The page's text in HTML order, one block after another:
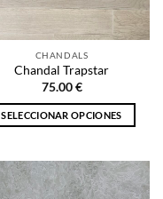
elegir
la
página
de
CHANDALS
Chandal Trapstar
75.00€
SELECCIONAR OPCIONES
tiene
múltiples